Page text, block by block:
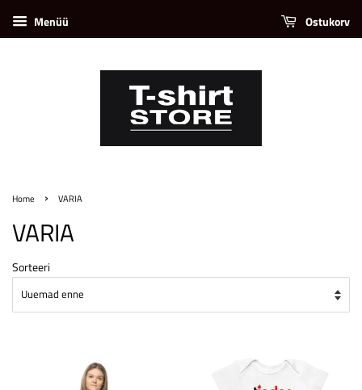
Menüü Ostukorv
Home › VARIA
VARIA
Sorteeri